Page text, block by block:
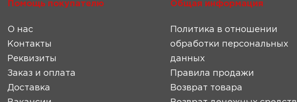
Помощь покупателю
О нас
Контакты
Реквизиты
Заказ и оплата
Доставка
Общая информация
Политика в отношении
обработки персональных
данных
Правила продажи
Возврат товара